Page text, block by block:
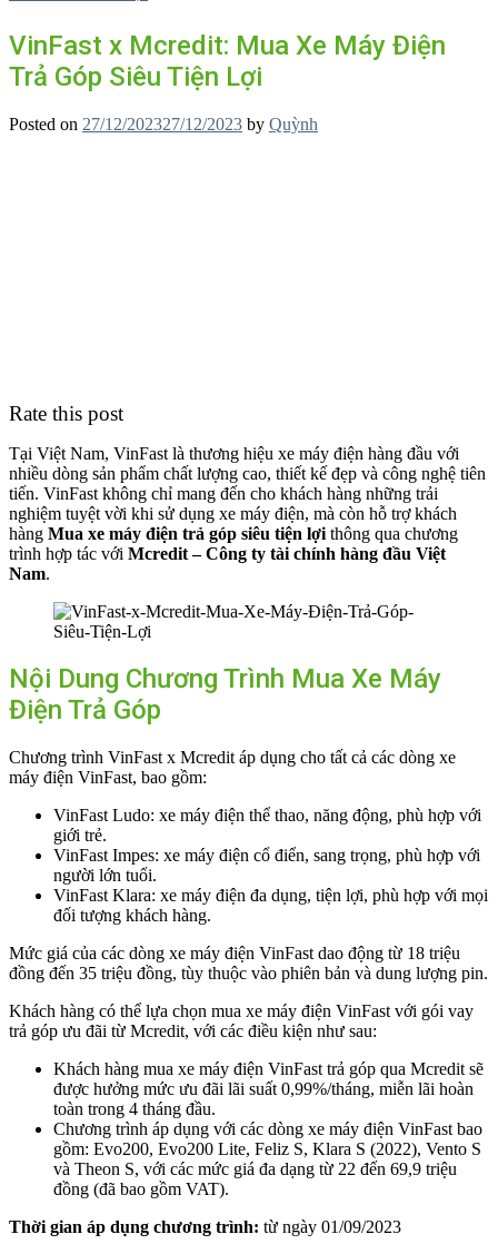
VinFast x Mcredit: Mua Xe Máy Điện
Trả Góp Siêu Tiện Lợi
Posted on 27/12/202327/12/2023 by Quỳnh
Rate this post
Tại Việt Nam, VinFast là thương hiệu xe máy điện hàng đầu với
nhiều dòng sản phẩm chất lượng cao, thiết kế đẹp và công nghệ tiên
tiến. VinFast không chỉ mang đến cho khách hàng những trải
nghiệm tuyệt vời khi sử dụng xe máy điện, mà còn hỗ trợ khách
hàng Mua xe máy điện trả góp siêu tiện lợi thông qua chương
trình hợp tác với Mcredit – Công ty tài chính hàng đầu Việt
Nam.
Nội Dung Chương Trình Mua Xe Máy
Điện Trả Góp
Chương trình VinFast x Mcredit áp dụng cho tất cả các dòng xe
máy điện VinFast, bao gồm:
VinFast Ludo: xe máy điện thể thao, năng động, phù hợp với
giới trẻ.
VinFast Impes: xe máy điện cổ điển, sang trọng, phù hợp với
người lớn tuổi.
VinFast Klara: xe máy điện đa dụng, tiện lợi, phù hợp với mọi
đối tượng khách hàng.
Mức giá của các dòng xe máy điện VinFast dao động từ 18 triệu
đồng đến 35 triệu đồng, tùy thuộc vào phiên bản và dung lượng pin.
Khách hàng có thể lựa chọn mua xe máy điện VinFast với gói vay
trả góp ưu đãi từ Mcredit, với các điều kiện như sau:
Khách hàng mua xe máy điện VinFast trả góp qua Mcredit sẽ
được hưởng mức ưu đãi lãi suất 0,99%/tháng, miễn lãi hoàn
toàn trong 4 tháng đầu.
Chương trình áp dụng với các dòng xe máy điện VinFast bao
gồm: Evo200, Evo200 Lite, Feliz S, Klara S (2022), Vento S
và Theon S, với các mức giá đa dạng từ 22 đến 69,9 triệu
đồng (đã bao gồm VAT).
Thời gian áp dụng chương trình: từ ngày 01/09/2023